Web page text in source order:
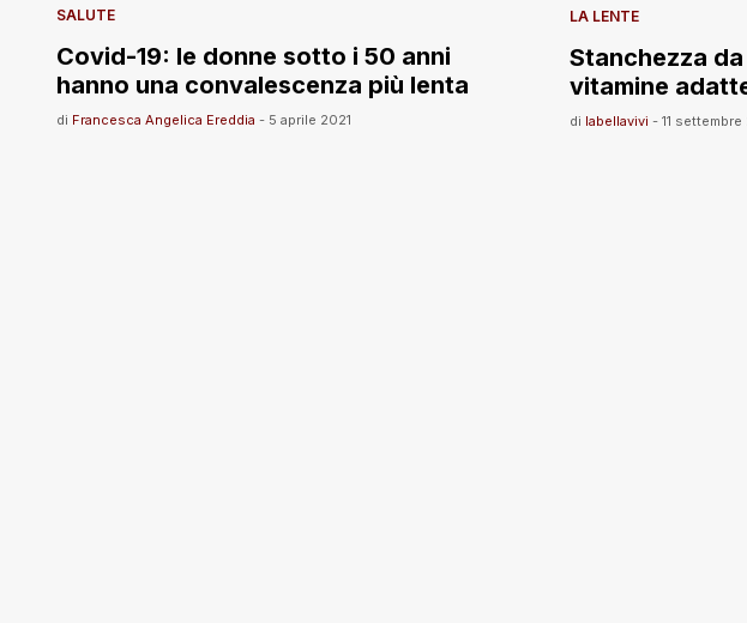
SALUTE
Covid-19: le donne sotto i 50 anni
hanno una convalescenza più lenta
di Francesca Angelica Ereddia - 5 aprile 2021
LA LENTE
Stanchezza
vitamine
di labellavivi - 11 settembre